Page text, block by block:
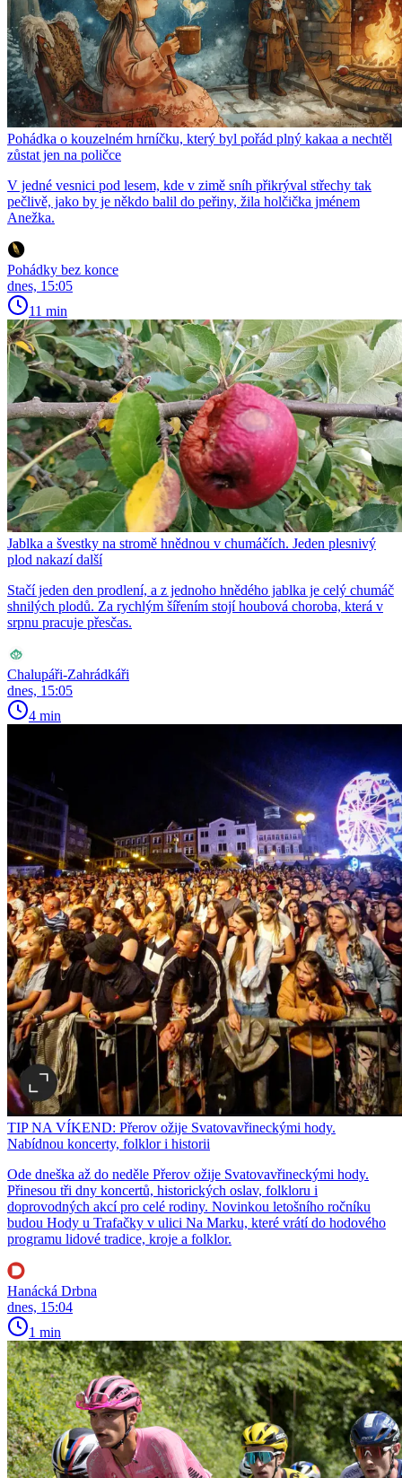
Pohádka o kouzelném hrníčku, který byl pořád plný kakaa a nechtěl
zůstat jen na poličce
V jedné vesnici pod lesem, kde v zimě sníh přikrýval střechy tak
pečlivě, jako by je někdo balil do peřiny, žila holčička jménem
Anežka.
Pohádky bez konce
dnes, 15:05
11 min
Jablka a švestky na stromě hnědnou v chumáčích. Jeden plesnivý
plod nakazí další
Stačí jeden den prodlení, a z jednoho hnědého jablka je celý chumáč
shnilých plodů. Za rychlým šířením stojí houbová choroba, která v
srpnu pracuje přesčas.
Chalupáři-Zahrádkáři
dnes, 15:05
4 min
TIP NA VÍKEND: Přerov ožije Svatovavřineckými hody.
Nabídnou koncerty, folklor i historii
Ode dneška až do neděle Přerov ožije Svatovavřineckými hody.
Přinesou tři dny koncertů, historických oslav, folkloru i
doprovodných akcí pro celé rodiny. Novinkou letošního ročníku
budou Hody u Trafačky v ulici Na Marku, které vrátí do hodového
programu lidové tradice, kroje a folklor.
Hanácká Drbna
dnes, 15:04
1 min